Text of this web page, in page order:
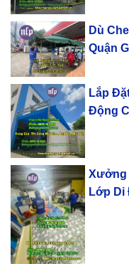
Dù
Quận
Lắp
Động
Xưởng
Lớp